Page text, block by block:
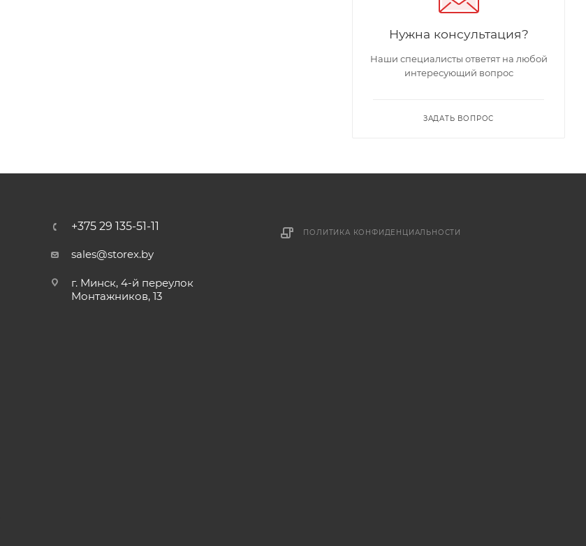
Нужна консультация?
Наши специалисты ответят на любой
интересующий вопрос
ЗАДАТЬ ВОПРОС
+375 29 135-51-11
sales@storex.by
г. Минск, 4-й переулок
Монтажников, 13
ПОЛИТИКА КОНФИДЕНЦИАЛЬНОСТИ